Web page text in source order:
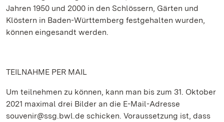
Jahren 1950 und 2000 in den Schlössern, Gärten und
Klöstern in Baden-Württemberg festgehalten wurden,
können eingesandt werden.
TEILNAHME PER MAIL
Um teilnehmen zu können, kann man bis zum 31. Oktober
2021 maximal drei Bilder an die E-Mail-Adresse
souvenir@ssg.bwl.de schicken. Voraussetzung ist, dass